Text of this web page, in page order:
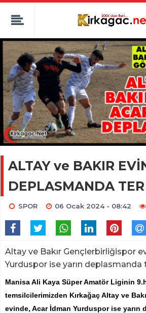
ALTAY ve BAKIR
DEPLASMANDA
SPOR 06 Ocak 2024 - 08:42
Altay ve Bakır Gençlerbirliğispor
Yurduspor ise yarın deplasmanda
Manisa Ali Kaya Süper Amatör Liginin
temsilcilerimizden Kırkağaç Altay ve
evinde, Acar İdman Yurduspor ise yarın